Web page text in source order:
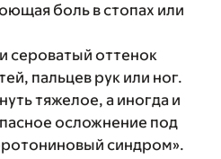
боль в стопах или
сероватый оттенок
пальцев рук или ног.
тяжелое, а иногда и
осложнение под
синдром».